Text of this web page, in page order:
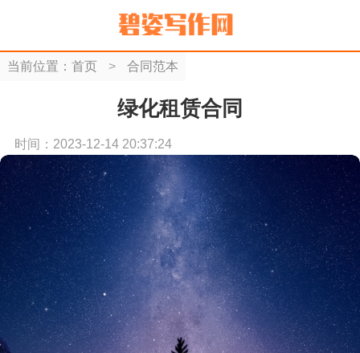
当前位置： 首页 > 合同范本
绿化租赁合同
时间：2023-12-14 20:37:24